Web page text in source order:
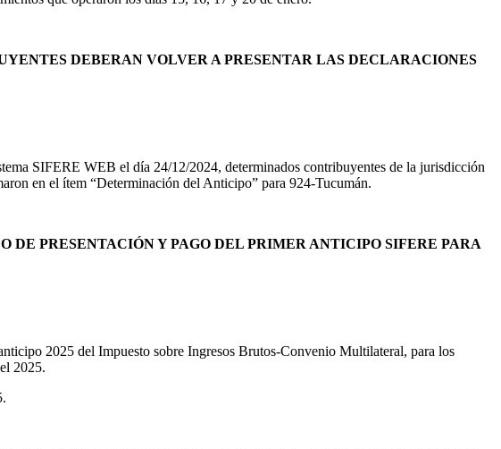
DEBERAN VOLVER A PRESENTAR LAS DECLARACIONES
SIFERE WEB el día 24/12/2024, determinados contribuyentes de la jurisdicción
en el ítem “Determinación del Anticipo” para 924-Tucumán.
PRESENTACIÓN Y PAGO DEL PRIMER ANTICIPO SIFERE PARA
2025 del Impuesto sobre Ingresos Brutos-Convenio Multilateral, para los
2025.